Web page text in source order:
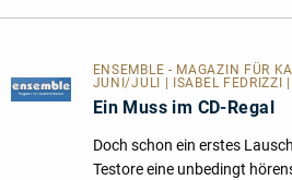
ENSEMBLE - MAGAZIN FÜR
JUNI/JULI | ISABEL FEDRIZZI
Ein Muss im CD-Regal
Doch schon ein erstes
Testore eine unbedingt